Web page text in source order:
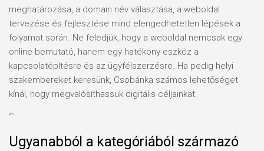
meghatározása, a domain név választása, a weboldal
tervezése és fejlesztése mind elengedhetetlen lépések a
folyamat során. Ne feledjük, hogy a weboldal nemcsak egy
online bemutató, hanem egy hatékony eszköz a
kapcsolatépítésre és az ügyfélszerzésre. Ha pedig helyi
szakembereket keresünk, Csobánka számos lehetőséget
kínál, hogy megvalósíthassuk digitális céljainkat.
“`
Ugyanabból a kategóriából származó